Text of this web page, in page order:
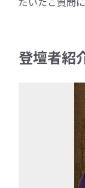
登壇者紹